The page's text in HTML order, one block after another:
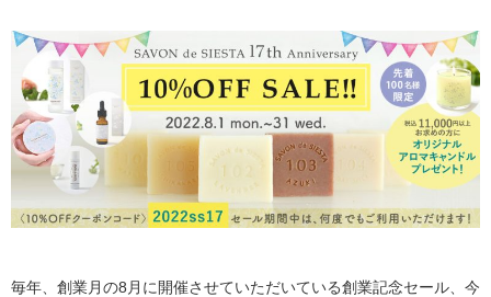
毎年、創業月の8月に開催させていただいている創業記念セール、今